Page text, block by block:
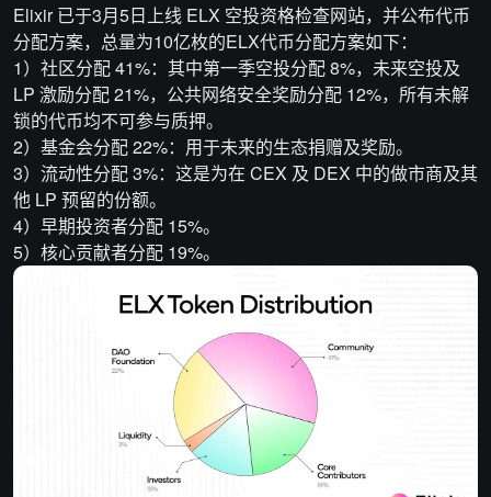
Elixir 已于3月5日上线 ELX 空投资格检查网站，并公布代币
分配方案，总量为10亿枚的ELX代币分配方案如下：
1）社区分配 41%：其中第一季空投分配 8%，未来空投及
LP 激励分配 21%，公共网络安全奖励分配 12%，所有未解
锁的代币均不可参与质押。
2）基金会分配 22%：用于未来的生态捐赠及奖励。
3）流动性分配 3%：这是为在 CEX 及 DEX 中的做市商及其
他 LP 预留的份额。
4）早期投资者分配 15%。
5）核心贡献者分配 19%。